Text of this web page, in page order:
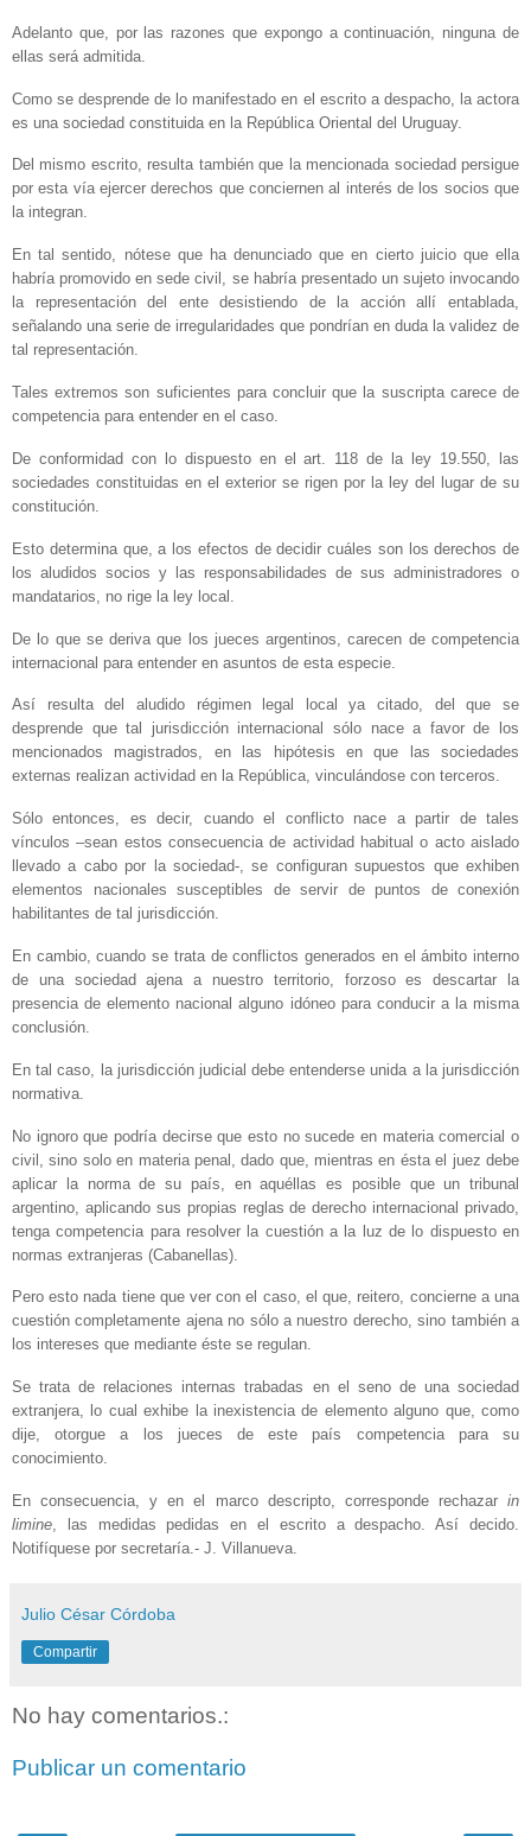
Adelanto que, por las razones que expongo a continuación, ninguna de
ellas será admitida.
Como se desprende de lo manifestado en el escrito a despacho, la actora
es una sociedad constituida en la República Oriental del Uruguay.
Del mismo escrito, resulta también que la mencionada sociedad persigue
por esta vía ejercer derechos que conciernen al interés de los socios que
la integran.
En tal sentido, nótese que ha denunciado que en cierto juicio que ella
habría promovido en sede civil, se habría presentado un sujeto invocando
la representación del ente desistiendo de la acción allí entablada,
señalando una serie de irregularidades que pondrían en duda la validez de
tal representación.
Tales extremos son suficientes para concluir que la suscripta carece de
competencia para entender en el caso.
De conformidad con lo dispuesto en el art. 118 de la ley 19.550, las
sociedades constituidas en el exterior se rigen por la ley del lugar de su
constitución.
Esto determina que, a los efectos de decidir cuáles son los derechos de
los aludidos socios y las responsabilidades de sus administradores o
mandatarios, no rige la ley local.
De lo que se deriva que los jueces argentinos, carecen de competencia
internacional para entender en asuntos de esta especie.
Así resulta del aludido régimen legal local ya citado, del que se
desprende que tal jurisdicción internacional sólo nace a favor de los
mencionados magistrados, en las hipótesis en que las sociedades
externas realizan actividad en la República, vinculándose con terceros.
Sólo entonces, es decir, cuando el conflicto nace a partir de tales
vínculos –sean estos consecuencia de actividad habitual o acto aislado
llevado a cabo por la sociedad-, se configuran supuestos que exhiben
elementos nacionales susceptibles de servir de puntos de conexión
habilitantes de tal jurisdicción.
En cambio, cuando se trata de conflictos generados en el ámbito interno
de una sociedad ajena a nuestro territorio, forzoso es descartar la
presencia de elemento nacional alguno idóneo para conducir a la misma
conclusión.
En tal caso, la jurisdicción judicial debe entenderse unida a la jurisdicción
normativa.
No ignoro que podría decirse que esto no sucede en materia comercial o
civil, sino solo en materia penal, dado que, mientras en ésta el juez debe
aplicar la norma de su país, en aquéllas es posible que un tribunal
argentino, aplicando sus propias reglas de derecho internacional privado,
tenga competencia para resolver la cuestión a la luz de lo dispuesto en
normas extranjeras (Cabanellas).
Pero esto nada tiene que ver con el caso, el que, reitero, concierne a una
cuestión completamente ajena no sólo a nuestro derecho, sino también a
los intereses que mediante éste se regulan.
Se trata de relaciones internas trabadas en el seno de una sociedad
extranjera, lo cual exhibe la inexistencia de elemento alguno que, como
dije, otorgue a los jueces de este país competencia para su
conocimiento.
En consecuencia, y en el marco descripto, corresponde rechazar in
limine, las medidas pedidas en el escrito a despacho. Así decido.
Notifíquese por secretaría.- J. Villanueva.
Julio César Córdoba
Compartir
No hay comentarios.:
Publicar un comentario